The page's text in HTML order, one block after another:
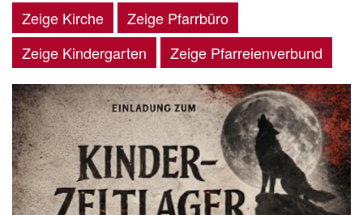
Zeige Kirche
Zeige Pfarrbüro
Zeige Kindergarten
Zeige Pfarreienverbund